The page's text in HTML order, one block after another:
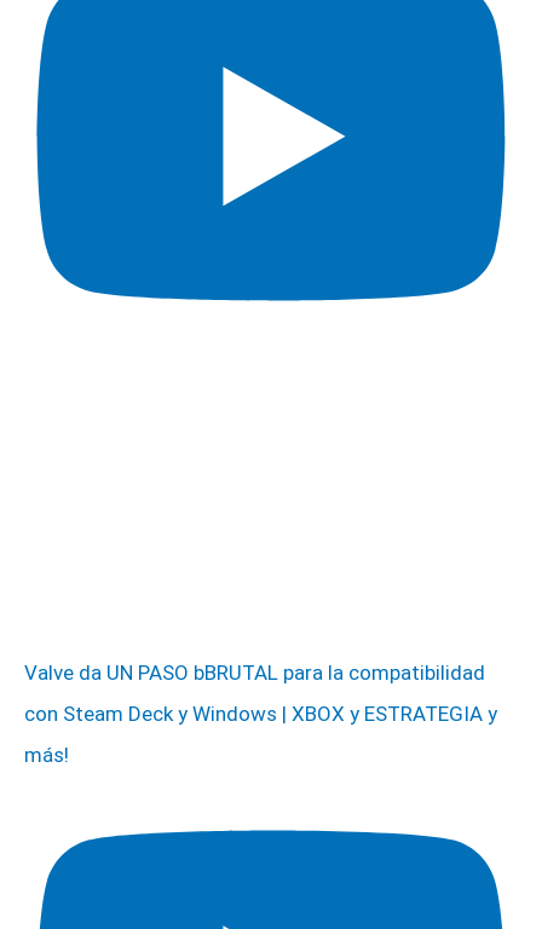
Valve da UN PASO bBRUTAL para la compatibilidad
con Steam Deck y Windows | XBOX y ESTRATEGIA y
más!